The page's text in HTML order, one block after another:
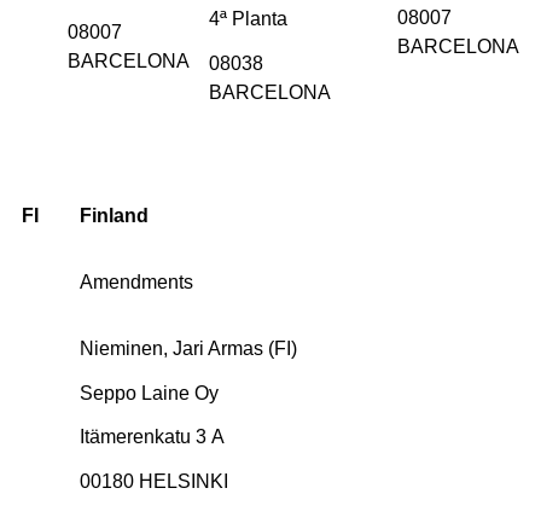
08007
BARCELONA
4ª Planta
08038
BARCELONA
08007
BARCELONA
FI Finland
Amendments
Nieminen, Jari Armas (FI)
Seppo Laine Oy
Itämerenkatu 3 A
00180 HELSINKI